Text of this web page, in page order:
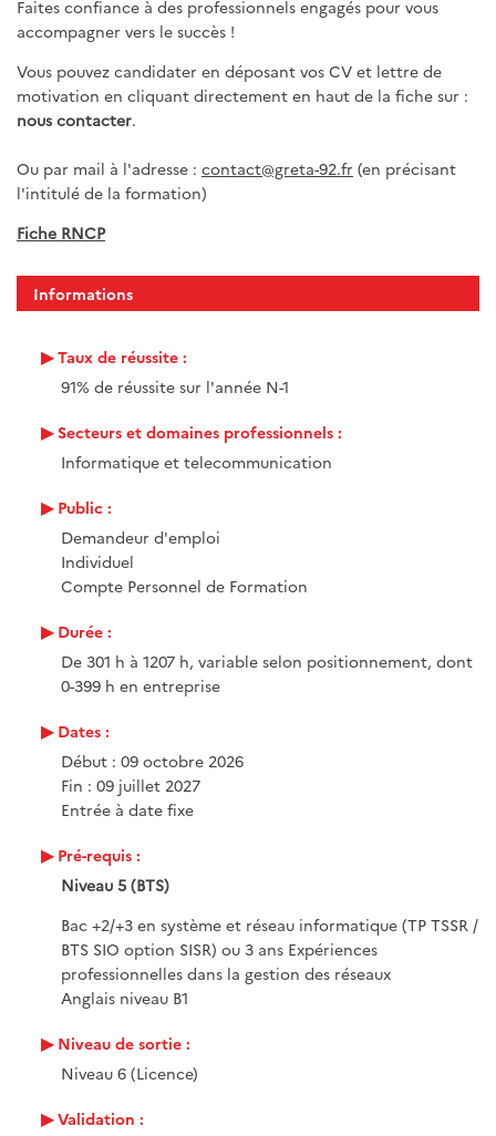
Faites confiance à des professionnels engagés pour vous
accompagner vers le succès !
Vous pouvez candidater en déposant vos CV et lettre de
motivation en cliquant directement en haut de la fiche sur :
nous contacter.
Ou par mail à l'adresse : contact@greta-92.fr (en précisant
l'intitulé de la formation)
Fiche RNCP
Informations
Taux de réussite :
91% de réussite sur l'année N-1
Secteurs et domaines professionnels :
Informatique et telecommunication
Public :
Demandeur d'emploi
Individuel
Compte Personnel de Formation
Durée :
De 301 h à 1207 h, variable selon positionnement, dont
0-399 h en entreprise
Dates :
Début : 09 octobre 2026
Fin : 09 juillet 2027
Entrée à date fixe
Pré-requis :
Niveau 5 (BTS)
Bac +2/+3 en système et réseau informatique (TP TSSR /
BTS SIO option SISR) ou 3 ans Expériences
professionnelles dans la gestion des réseaux
Anglais niveau B1
Niveau de sortie :
Niveau 6 (Licence)
Validation :